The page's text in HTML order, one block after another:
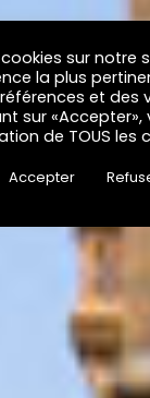
sur notre
la plus
et des
sur «Accepter»,
de TOUS les
Accepter